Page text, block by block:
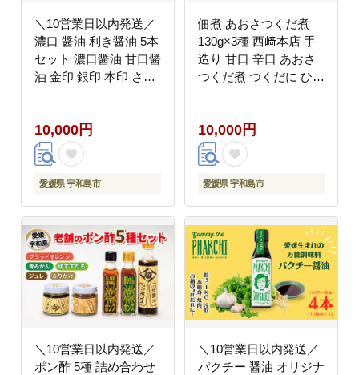
＼10営業日以内発送／
濃口 醤油 利き醤油 5本
セット 濃口醤油 甘口醤
油 金印 銀印 本印 さし
ょうゆ こいくち あまく
ち たれ タレ 大豆 調味
料 炒め物 煮物 調理 料
理 だし 国産 愛媛 宇和
10,000円
愛媛県 宇和島市
佃煮 あおさつくだ煮
130g×3種 西﨑本店 手
造り 甘口 辛口 あおさ
つくだ煮 つくだに ひと
かず ふりかけ 詰合せ
ギフト プレゼント 贈答
用 加工品 愛媛 宇和島
J010-175001
10,000円
愛媛県 宇和島市
＼10営業日以内発送／
ポン酢 5種 詰め合わせ
＼10営業日以内発送／
パクチー 醤油 オリジナ